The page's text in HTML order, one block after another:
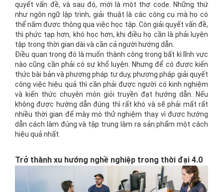
quyết vấn đề, và sau đó, mới là một thợ code. Những thứ
như ngôn ngữ lập trình, giải thuật là các công cụ mà họ có
thể nắm được thông qua việc học tập. Còn giải quyết vấn đề,
thì phức tạp hơn, khó học hơn, khi điều họ cần là phải luyện
tập trong thời gian dài và cần cả người hướng dẫn.
Điều quan trọng đó là muốn thành công trong bất kì lĩnh vực
nào cũng cần phải có sự khổ luyện. Nhưng để có được kiến
thức bài bản và phương pháp tư duy, phương pháp giải quyết
công việc hiệu quả thì cần phải được người có kinh nghiệm
và kiến thức chuyên môn giỏi truyền đạt hướng dẫn. Nếu
không được hướng dẫn đúng thì rất khó và sẽ phải mất rất
nhiều thời gian để mày mò thử nghiệm thay vì được hướng
dẫn cách làm đúng và tập trung làm ra sản phẩm một cách
hiệu quả nhất.
Trở thành xu hướng nghề nghiệp trong thời đại 4.0